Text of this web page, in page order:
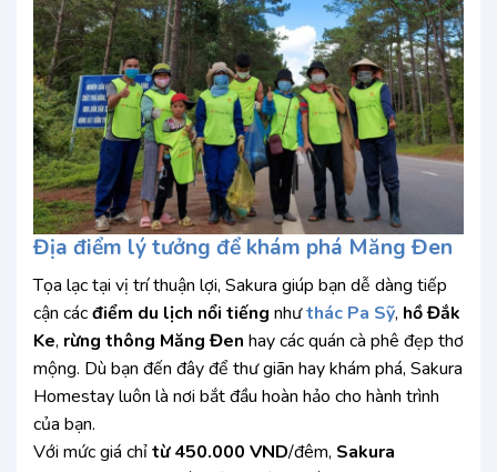
Địa điểm lý tưởng để khám phá Măng Đen
Tọa lạc tại vị trí thuận lợi, Sakura giúp bạn dễ dàng tiếp
cận cácđiểm du lịch nổi tiếng nhưthác Pa Sỹ, hồ Đắk
Ke, rừng thông Măng Đen hay các quán cà phê đẹp thơ
mộng. Dù bạn đến đây để thư giãn hay khám phá, Sakura
Homestay luôn là nơi bắt đầu hoàn hảo cho hành trình
của bạn.
Với mức giá chỉtừ 450.000 VND/đêm, Sakura